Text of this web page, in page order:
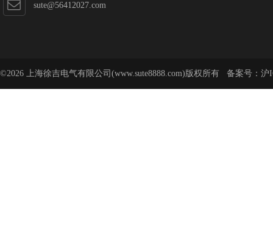
sute@56412027.com
©2026 上海徐吉电气有限公司(www.sute8888.com)版权所有 备案号： 沪